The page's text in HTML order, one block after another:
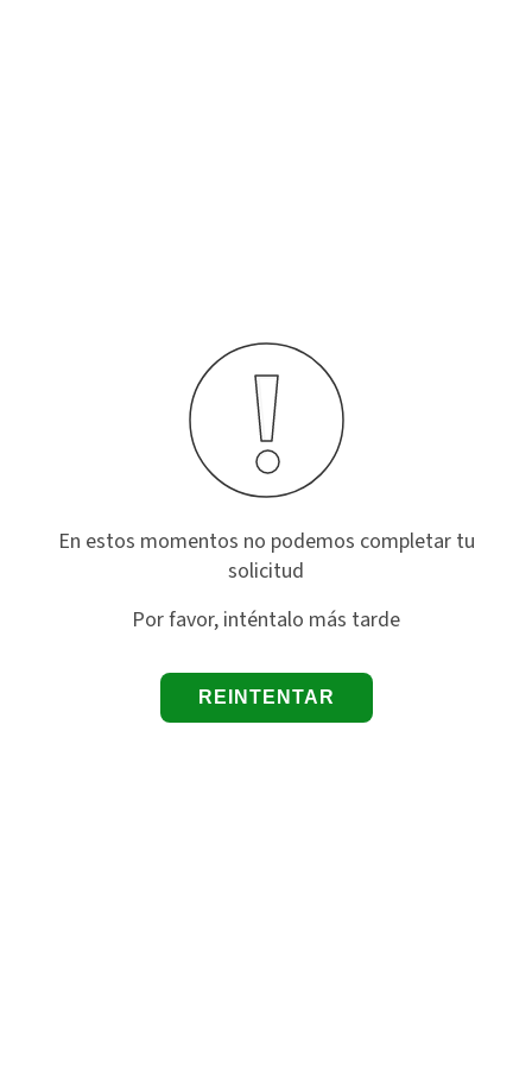
En estos momentos no podemos completar tu
solicitud
Por favor, inténtalo más tarde
REINTENTAR